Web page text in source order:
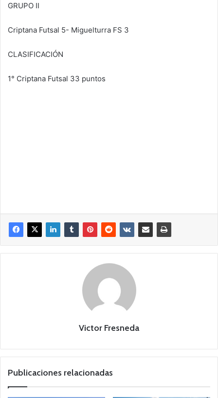
GRUPO II
Criptana Futsal 5- Miguelturra FS 3
CLASIFICACIÓN
1° Criptana Futsal 33 puntos
Victor Fresneda
Publicaciones relacionadas